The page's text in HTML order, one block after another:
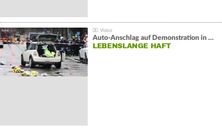
Auto-Anschlag auf Demonstration in München:
LEBENSLANGE HAFT